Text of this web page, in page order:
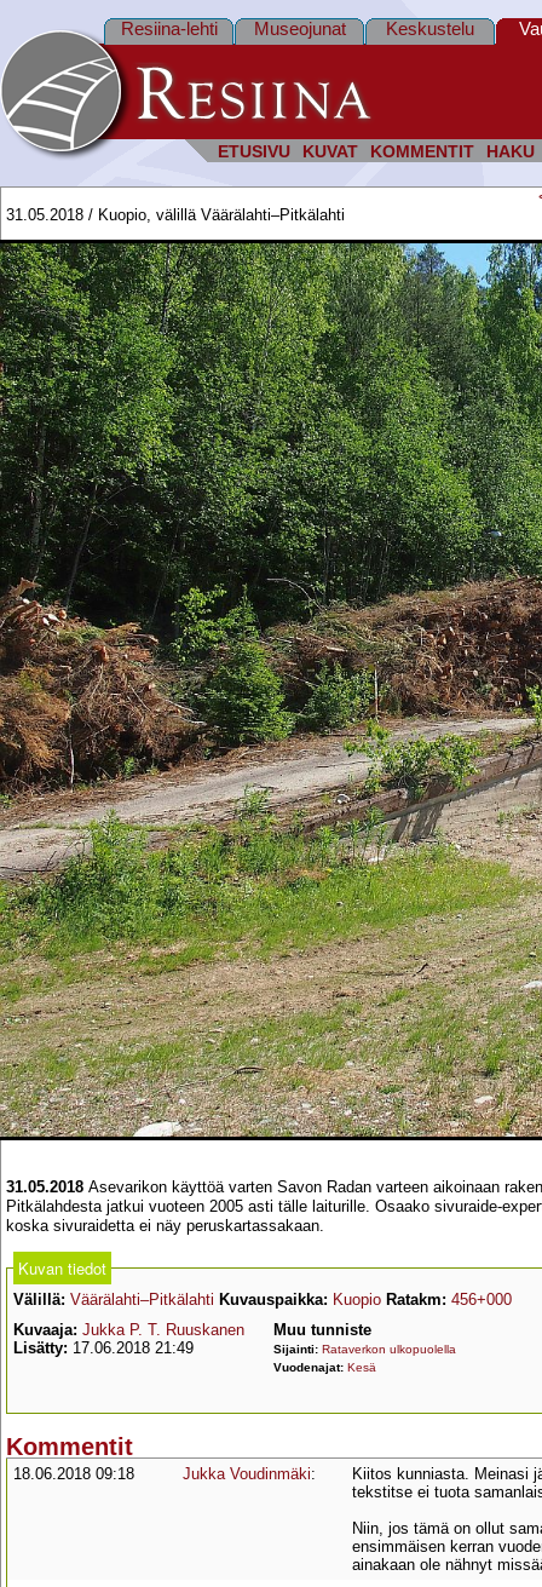
ETUSIVU KUVAT KOMMENTIT HAKU
Resiina-lehti Museojunat Keskustelu
31.05.2018 / Kuopio, välillä Väärälahti–Pitkälahti
31.05.2018 Asevarikon käyttöä varten Savon Radan varteen aikoinaan
Pitkälahdesta jatkui vuoteen 2005 asti tälle laiturille. Osaako sivuraide-
koska sivuraidetta ei näy peruskartassakaan.
Kuvan tiedot
Välillä: Väärälahti–Pitkälahti Kuvauspaikka: Kuopio Ratakm: 456+000
Kuvaaja: Jukka P. T. Ruuskanen
Lisätty: 17.06.2018 21:49
Muu tunniste
Sijainti: Rataverkon ulkopuolella
Vuodenajat: Kesä
Kommentit
18.06.2018 09:18 Jukka Voudinmäki:
Kiitos kunniasta. Meinasi
tekstitse ei tuota
Niin, jos tämä on ollut
ensimmäisen kerran
ainakaan ole nähnyt